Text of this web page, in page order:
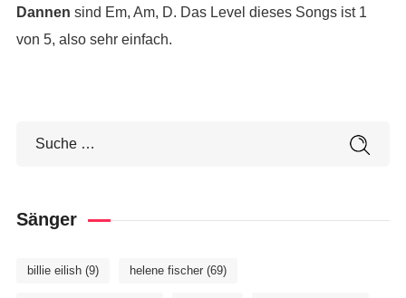
Dannen sind Em, Am, D. Das Level dieses Songs ist 1
von 5, also sehr einfach.
Sänger
billie eilish(9) helene fischer(69)